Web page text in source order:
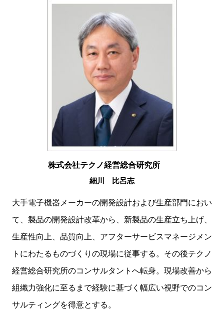
株式会社テクノ経営総合研究所
細川 比呂志
大手電子機器メーカーの開発設計および生産部門におい
て、製品の開発設計改革から、新製品の生産立ち上げ、
生産性向上、品質向上、アフターサービスマネージメン
トにわたるものづくりの現場に従事する。その後テクノ
経営総合研究所のコンサルタントへ転身。現場改善から
組織力強化に至るまで経験に基づく幅広い視野でのコン
サルティングを得意とする。